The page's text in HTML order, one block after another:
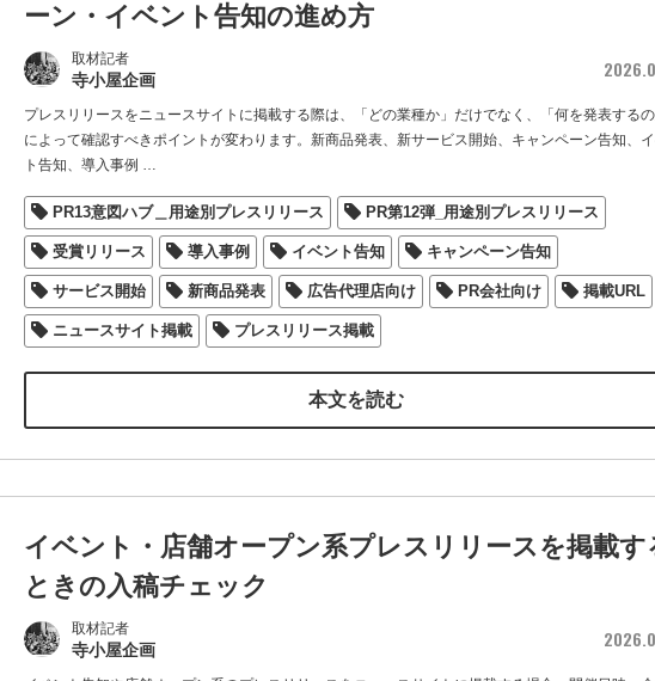
ーン・イベント告知の進め方
取材記者
寺小屋企画
プレスリリースをニュースサイトに掲載する際は、「どの業種か」だけでなく、「何を発表するの
によって確認すべきポイントが変わります。新商品発表、新サービス開始、キャンペーン告知、
ト告知、導入事例 …
PR13意図ハブ＿用途別プレスリリース PR第12弾_用途別プレスリリース
受賞リリース 導入事例 イベント告知 キャンペーン告知
サービス開始 新商品発表 広告代理店向け PR会社向け 掲載URL
ニュースサイト掲載 プレスリリース掲載
本文を読む
イベント・店舗オープン系プレスリリースを掲載す
ときの入稿チェック
取材記者
寺小屋企画